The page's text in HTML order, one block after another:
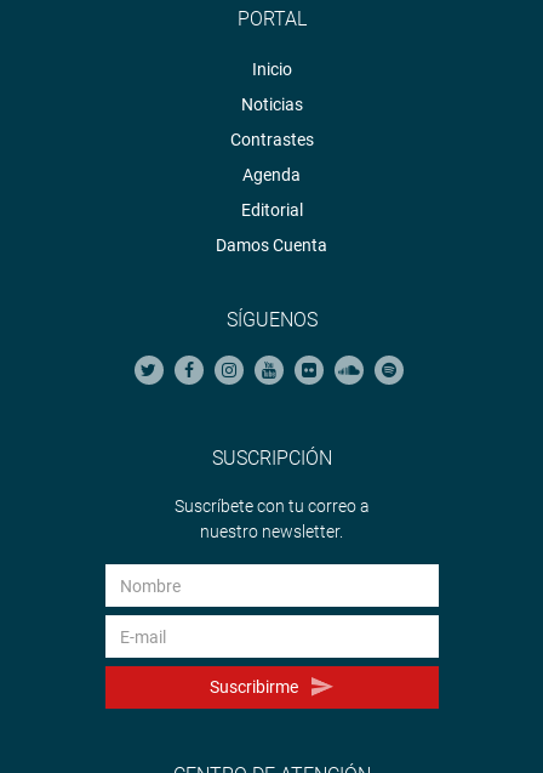
PORTAL
Inicio
Noticias
Contrastes
Agenda
Editorial
Damos Cuenta
SÍGUENOS
SUSCRIPCIÓN
Suscríbete con tu correo a
nuestro newsletter.
Suscribirme